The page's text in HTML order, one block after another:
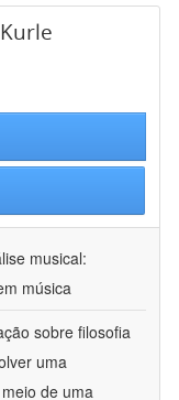
musical:
música
sobre filosofia
uma
de uma